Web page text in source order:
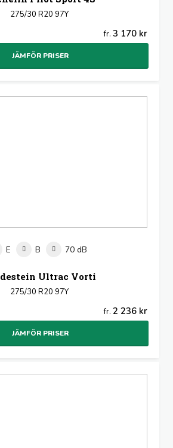
275/30 R20 97Y
fr. 3 170 kr
JÄMFÖR PRISER
E B 70 dB
Ultrac Vorti
275/30 R20 97Y
fr. 2 236 kr
JÄMFÖR PRISER